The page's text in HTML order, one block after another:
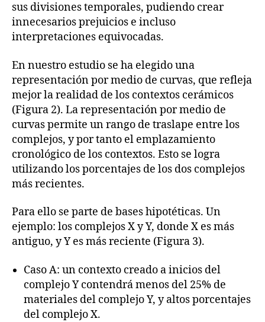
sus divisiones temporales, pudiendo crear
innecesarios prejuicios e incluso
interpretaciones equivocadas.
En nuestro estudio se ha elegido una
representación por medio de curvas, que refleja
mejor la realidad de los contextos cerámicos
(Figura 2). La representación por medio de
curvas permite un rango de traslape entre los
complejos, y por tanto el emplazamiento
cronológico de los contextos. Esto se logra
utilizando los porcentajes de los dos complejos
más recientes.
Para ello se parte de bases hipotéticas. Un
ejemplo: los complejos X y Y, donde X es más
antiguo, y Y es más reciente (Figura 3).
Caso A: un contexto creado a inicios del
complejo Y contendrá menos del 25% de
materiales del complejo Y, y altos porcentajes
del complejo X.